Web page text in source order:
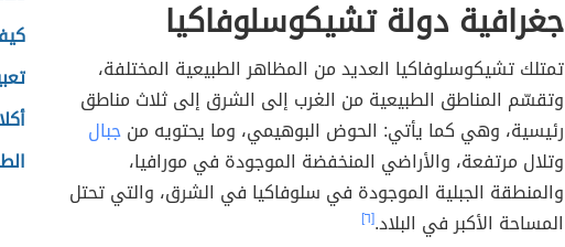
جغرافية دولة تشيكوسلوفاكيا
تمتلك تشيكوسلوفاكيا العديد من المظاهر الطبيعية المختلفة،
وتقسّم المناطق الطبيعية من الغرب إلى الشرق إلى ثلاث مناطق
رئيسية، وهي كما يأتي: الحوض البوهيمي، وما يحتويه منجبال
وتلال مرتفعة، والأراضي المنخفضة الموجودة في مورافيا،
والمنطقة الجبلية الموجودة في سلوفاكيا في الشرق، والتي تحتل
المساحة الأكبر في البلاد.[٦]